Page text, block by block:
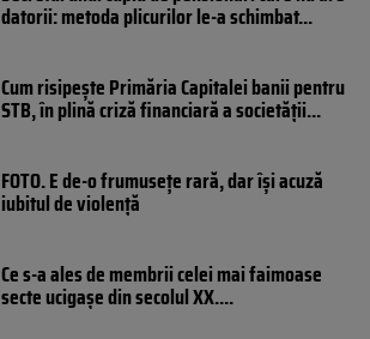
datorii: metoda plicurilor le-a schimbat...
Cum risipește Primăria Capitalei banii pentru
STB, în plină criză financiară a societății...
FOTO. E de-o frumusețe rară, dar își acuză
iubitul de violență
Ce s-a ales de membrii celei mai faimoase
secte ucigașe din secolul XX....